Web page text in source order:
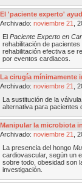
El 'paciente experto'
Archivado: noviembre 21
,
El Paciente Experto en
rehabilitación de
rehabilitación efectiva se
por eventos cardiacos.
La cirugía mínimamente
Archivado: noviembre 21
,
La sustitución de la
alternativa para pacientes
Manipular la microbiota
Archivado: noviembre 21
,
La presencia del hongo
cardiovascular, según un
sobre todo, obesidad son
investigación.